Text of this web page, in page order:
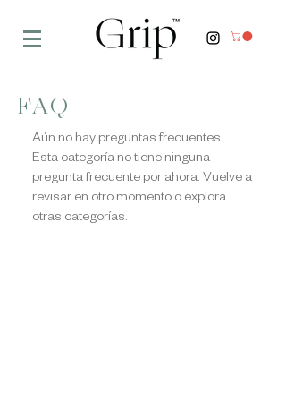
FAQ
Aún no hay preguntas frecuentes
Esta categoría no tiene ninguna
pregunta frecuente por ahora. Vuelve a
revisar en otro momento o explora
otras categorías.